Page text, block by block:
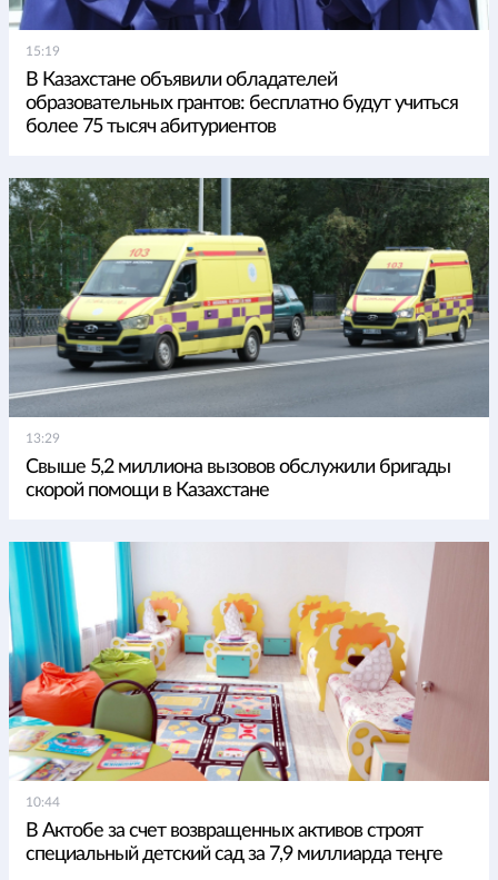
15:19
В Казахстане объявили обладателей
образовательных грантов: бесплатно будут учиться
более 75 тысяч абитуриентов
13:29
Свыше 5,2 миллиона вызовов обслужили бригады
скорой помощи в Казахстане
10:44
В Актобе за счет возвращенных активов строят
специальный детский сад за 7,9 миллиарда теңге